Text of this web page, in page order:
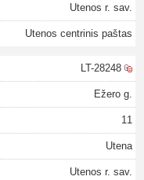
Utenos r. sav.
Utenos centrinis paštas
LT-28248
Ežero g.
11
Utena
Utenos r. sav.